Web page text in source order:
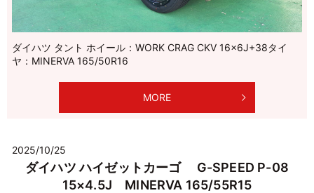
ダイハツ タント ホイール：WORK CRAG CKV 16×6J+38タイ
ヤ：MINERVA 165/50R16
MORE
2025/10/25
ダイハツ ハイゼットカーゴ G-SPEED P-08
15×4.5J MINERVA 165/55R15